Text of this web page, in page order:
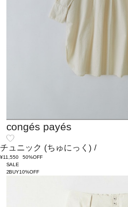
congés payés
チュニック (ちゅにっく) /
¥11,550
50%OFF
SALE
2BUY10%OFF